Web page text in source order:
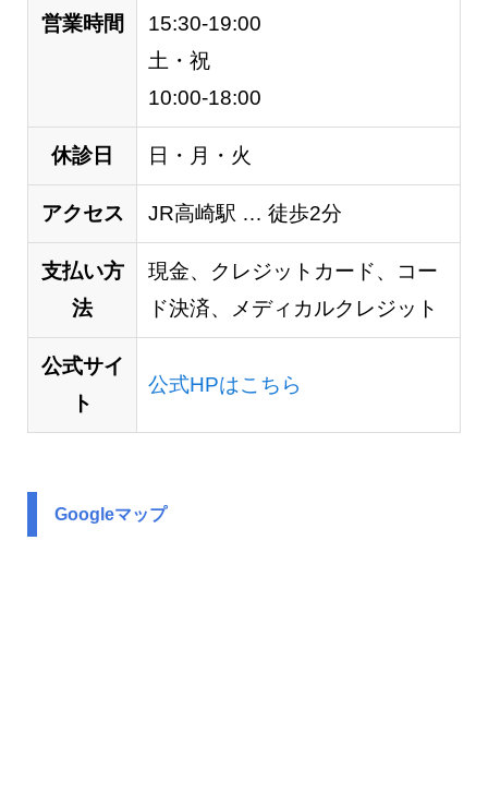
営業時間
15:30-19:00
土・祝
10:00-18:00
休診日 日・月・火
アクセス JR高崎駅 … 徒歩2分
支払い方
法
現金、クレジットカード、コー
ド決済、メディカルクレジット
公式サイ
ト
公式HPはこちら
Googleマップ